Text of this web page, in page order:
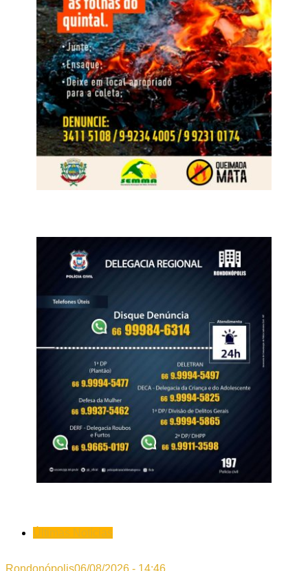
Últimas Notícias